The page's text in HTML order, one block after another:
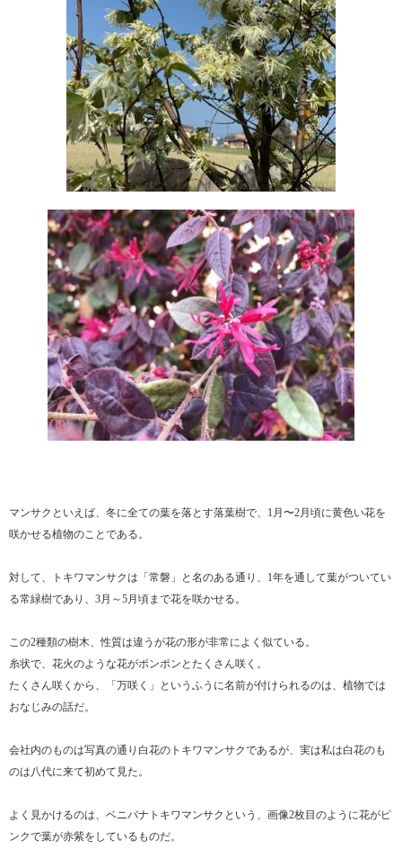
マンサクといえば、冬に全ての葉を落とす落葉樹で、1月〜2月頃に黄色い花を
咲かせる植物のことである。
対して、トキワマンサクは「常磐」と名のある通り、1年を通して葉がついてい
る常緑樹であり、3月～5月頃まで花を咲かせる。
この2種類の樹木、性質は違うが花の形が非常によく似ている。
糸状で、花火のような花がポンポンとたくさん咲く。
たくさん咲くから、「万咲く」というふうに名前が付けられるのは、植物では
おなじみの話だ。
会社内のものは写真の通り白花のトキワマンサクであるが、実は私は白花のも
のは八代に来て初めて見た。
よく見かけるのは、ベニバナトキワマンサクという、画像2枚目のように花がピ
ンクで葉が赤紫をしているものだ。